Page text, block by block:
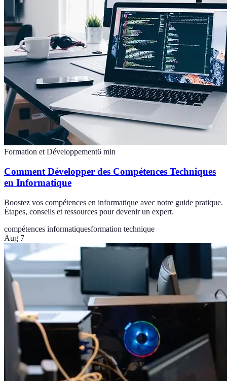
Formation et Développement6 min
Comment Développer des Compétences Techniques
en Informatique
Boostez vos compétences en informatique avec notre guide pratique.
Étapes, conseils et ressources pour devenir un expert.
compétences informatiquesformation technique
Aug 7